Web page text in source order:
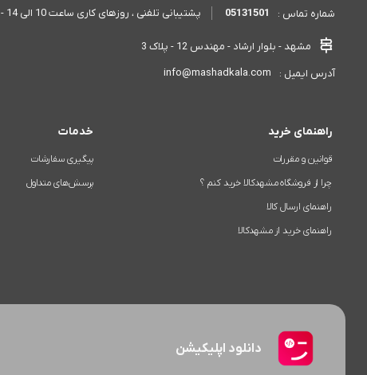
شماره تماس : 05131501 پشتیبانی تلفنی ، روزهای کاری ساعت 10 الی 14 - 17 الی 20
مشهد - بلوار ارشاد - مهندس 12 - پلاک 3
آدرس ایمیل :
info@mashadkala.com
راهنمای خرید
قوانین و مقررات
چرا از فروشگاه مشهدکالا خرید کنم ؟
راهنمای ارسال کالا
راهنمای خرید از مشهدکالا
خدمات
پیگیری سفارشات
پرسش‌های متداول
دانلود اپلیکیشن